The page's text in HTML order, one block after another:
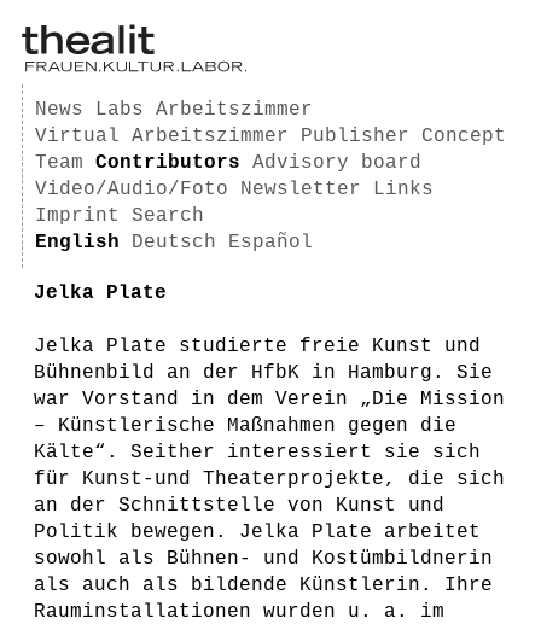
News Labs
Arbeitszimmer
Virtual Arbeitszimmer
Publisher
Concept
Team
Contributors
Advisory board
Video/Audio/Foto
Newsletter
Links
Imprint
Search
English
Deutsch Español
Jelka Plate
Jelka Plate studierte freie Kunst und
Bühnenbild an der HfbK in Hamburg. Sie
war Vorstand in dem Verein „Die Mission
– Künstlerische Maßnahmen gegen die
Kälte“. Seither interessiert sie sich
für Kunst-und Theaterprojekte, die sich
an der Schnittstelle von Kunst und
Politik bewegen. Jelka Plate arbeitet
sowohl als Bühnen- und Kostümbildnerin
als auch als bildende Künstlerin. Ihre
Rauminstallationen wurden u. a. im